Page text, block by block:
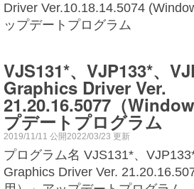
Driver Ver.10.18.14.5074
ップデートプログラム
VJS131*、VJP133*、
Graphics Driver Ver.
21.20.16.5077（
プデートプログラム
2019/11/11 公開2022/03/23 更新
プログラム名 VJS131*、
Graphics Driver Ver.